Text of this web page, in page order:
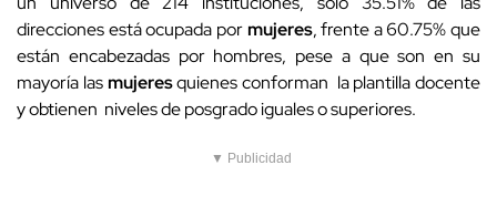
direcciones está ocupada pormujeres, frente a 60.75% que
están encabezadas por hombres, pese a que son en su
mayoría lasmujeresquienes conforman la plantilla docente
y obtienen niveles de posgrado iguales o superiores.
▼ Publicidad